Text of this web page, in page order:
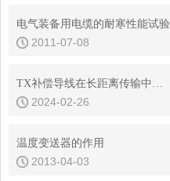
电气装备用电缆的耐寒性能试验
2011-07-08
TX补偿导线在长距离传输中起到的关键作用
2024-02-26
温度变送器的作用
2013-04-03